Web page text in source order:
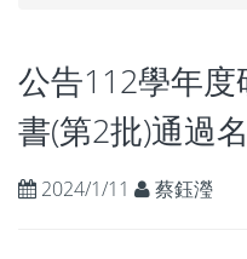
公告112學年度
書(第2批)通過
2024/1/11 蔡鈺瀅